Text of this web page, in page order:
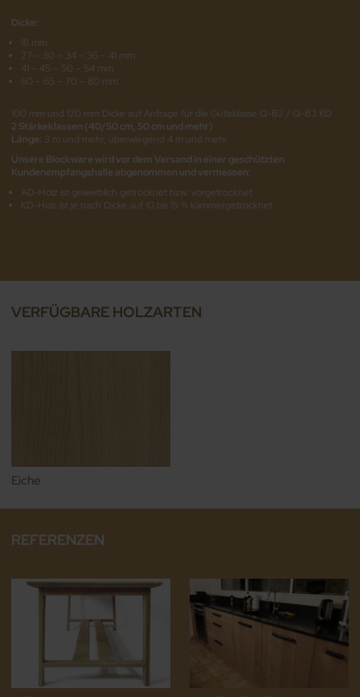
Dicke:
18 mm
27 – 30 – 34 – 36 – 41 mm
41 – 45 – 50 – 54 mm
60 – 65 – 70 – 80 mm
100 mm und 120 mm Dicke auf Anfrage für die Güteklasse Q-B2 / Q-B3 KD
2 Stärkeklassen (40/50 cm, 50 cm und mehr)
Länge: 3 m und mehr, überwiegend 4 m und mehr
Unsere Blockware wird vor dem Versand in einer geschützten
Kundenempfangshalle abgenommen und vermessen:
AD-Holz ist gewerblich getrocknet bzw. vorgetrocknet
KD-Holz ist je nach Dicke auf 10 bis 15 % kammergetrocknet
VERFÜGBARE HOLZARTEN
Eiche
REFERENZEN